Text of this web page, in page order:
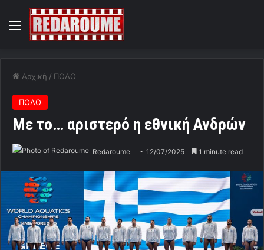
Menu
Αρχική / ΠΟΛΟ
ΠΟΛΟ
Με το… αριστερό η εθνική Ανδρών
Redaroume 12/07/2025 1 minute read